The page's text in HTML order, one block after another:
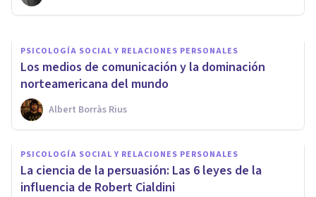
PSICOLOGÍA SOCIAL Y RELACIONES PERSONALES
Los medios de comunicación y la dominación
norteamericana del mundo
Albert Borràs Rius
PSICOLOGÍA SOCIAL Y RELACIONES PERSONALES
​La ciencia de la persuasión: Las 6 leyes de la
influencia de Robert Cialdini